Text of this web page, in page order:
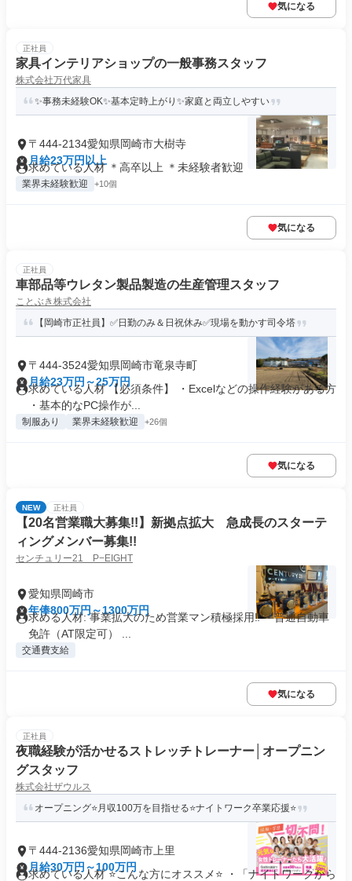
気になる
正社員
家具インテリアショップの一般事務スタッフ
株式会社万代家具
✨事務未経験OK✨基本定時上がり✨家庭と両立しやすい
〒444-2134愛知県岡崎市大樹寺
月給23万円以上
求めている人材 ＊高卒以上 ＊未経験者歓迎
業界未経験歓迎 +10個
気になる
正社員
車部品等ウレタン製品製造の生産管理スタッフ
ことぶき株式会社
【岡崎市正社員】✅日勤のみ＆日祝休み✅現場を動かす司令塔
〒444-3524愛知県岡崎市竜泉寺町
月給23万円～25万円
求めている人材 【必須条件】 ・Excelなどの操作経験がある方
・基本的なPC操作が...
制服あり 業界未経験歓迎 +26個
気になる
NEW 正社員
【20名営業職大募集!!】新拠点拡大 急成長のスターテ
ィングメンバー募集!!
センチュリー21 P−EIGHT
愛知県岡崎市
年俸800万円～1300万円
求める人材: 事業拡大のため営業マン積極採用‼ ・普通自動車
免許（AT限定可） ...
交通費支給
気になる
正社員
夜職経験が活かせるストレッチトレーナー│オープニン
グスタッフ
株式会社ザウルス
オープニング⭐月収100万を目指せる⭐ナイトワーク卒業応援⭐
〒444-2136愛知県岡崎市上里
月給30万円～100万円
求めている人材 ⭐こんな方にオススメ⭐ ・「ナイトワークから